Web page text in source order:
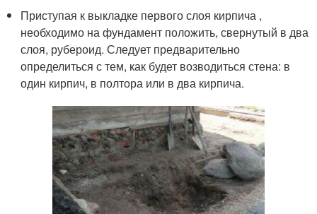
Приступая к выкладке первого слоя кирпича ,
необходимо на фундамент положить, свернутый в два
слоя, рубероид. Следует предварительно
определиться с тем, как будет возводиться стена: в
один кирпич, в полтора или в два кирпича.